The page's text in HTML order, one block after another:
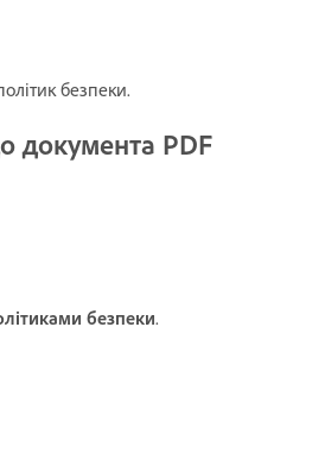
безпеки.
документа PDF
безпеки.